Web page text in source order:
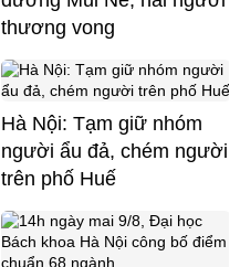
thương vong
Hà Nội: Tạm giữ nhóm
người ẩu đả, chém người
trên phố Huế